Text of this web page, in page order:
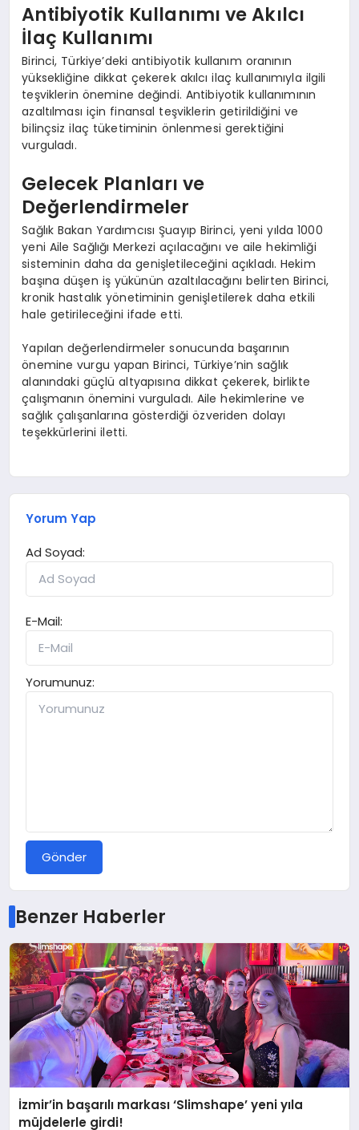
Antibiyotik Kullanımı ve Akılcı
İlaç Kullanımı
Birinci, Türkiye’deki antibiyotik kullanım oranının
yüksekliğine dikkat çekerek akılcı ilaç kullanımıyla ilgili
teşviklerin önemine değindi. Antibiyotik kullanımının
azaltılması için finansal teşviklerin getirildiğini ve
bilinçsiz ilaç tüketiminin önlenmesi gerektiğini
vurguladı.
Gelecek Planları ve
Değerlendirmeler
Sağlık Bakan Yardımcısı Şuayıp Birinci, yeni yılda 1000
yeni Aile Sağlığı Merkezi açılacağını ve aile hekimliği
sisteminin daha da genişletileceğini açıkladı. Hekim
başına düşen iş yükünün azaltılacağını belirten Birinci,
kronik hastalık yönetiminin genişletilerek daha etkili
hale getirileceğini ifade etti.
Yapılan değerlendirmeler sonucunda başarının
önemine vurgu yapan Birinci, Türkiye’nin sağlık
alanındaki güçlü altyapısına dikkat çekerek, birlikte
çalışmanın önemini vurguladı. Aile hekimlerine ve
sağlık çalışanlarına gösterdiği özveriden dolayı
teşekkürlerini iletti.
Yorum Yap
Ad Soyad:
E-Mail:
Yorumunuz:
Gönder
Benzer Haberler
İzmir’in başarılı markası ‘Slimshape’ yeni yıla
müjdelerle girdi!